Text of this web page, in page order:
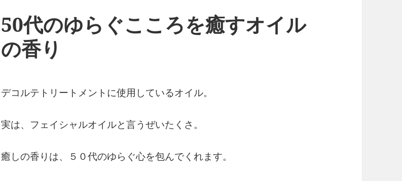
50代のゆらぐこころを癒すオイル
の香り
デコルテトリートメントに使用しているオイル。
実は、フェイシャルオイルと言うぜいたくさ。
癒しの香りは、５０代のゆらぐ心を包んでくれます。